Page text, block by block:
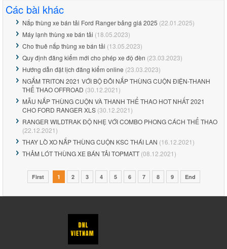
Các bài khác
Nắp thùng xe bán tải Ford Ranger bảng giá 2025 (22.01.2025)
Máy lạnh thùng xe bán tải (18.05.2023)
Cho thuê nắp thùng xe bán tải (13.05.2023)
Quy định đăng kiểm mới cho phép xe độ đèn (23.03.2023)
Hướng dẫn đặt lịch đăng kiểm online (23.03.2023)
NGẮM TRITON 2021 VỚI BỘ ĐÔI NẮP THÙNG CUỘN ĐIỆN-THANH
THỂ THAO OFFROAD (30.12.2021)
MẪU NẮP THÙNG CUỘN VÀ THANH THỂ THAO HOT NHẤT 2021
CHO FORD RANGER XLS (30.12.2021)
RANGER WILDTRAK ĐỘ NHẸ VỚI COMBO PHONG CÁCH THỂ THAO
(22.12.2021)
THAY LÒ XO NẮP THÙNG CUỘN KSC THÁI LAN (16.12.2021)
THẢM LÓT THÙNG XE BÁN TẢI TOPMATT (08.12.2021)
First 1 2 3 4 5 6 7 8 9 End